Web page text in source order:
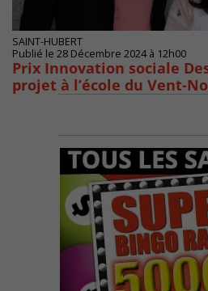
SAINT-HUBERT
Publié le 28 Décembre 2024 à 12h00
Prix Innovation sociale
projet à l’école du Vent-